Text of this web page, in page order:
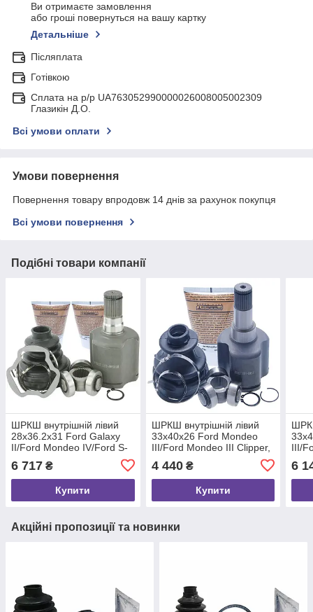
Ви отримаєте замовлення
або гроші повернуться на вашу картку
Детальніше
Післяплата
Готівкою
Сплата на р/р UA763052990000026008005002309
Глазикін Д.О.
Всі умови оплати
Умови повернення
Повернення товару впродовж 14 днів за рахунок покупця
Всі умови повернення
Подібні товари компанії
ШРКШ внутрішній лівий
28x36.2x31 Ford Galaxy
II/Ford Mondeo IV/Ford S-
(2111AWF21LH)
6 717 ₴
Купити
ШРКШ внутрішній лівий
33x40x26 Ford Mondeo
III/Ford Mondeo III Clipper,
FEBEST (2111GEMTLH)
4 440₴
Купити
III/
6
Акційні пропозиції та новинки